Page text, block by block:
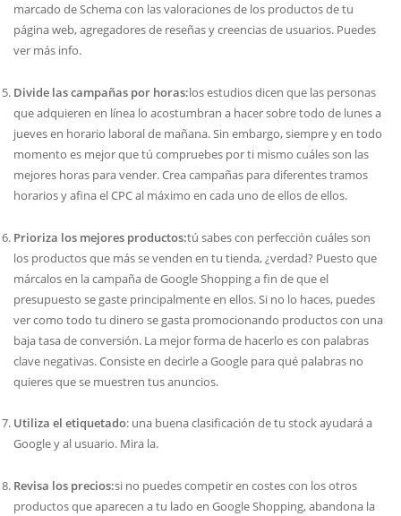
marcado de Schema con las valoraciones de los productos de tu
página web, agregadores de reseñas y creencias de usuarios. Puedes
ver más info.
Divide las campañas por horas:los estudios dicen que las personas
que adquieren en línea lo acostumbran a hacer sobre todo de lunes a
jueves en horario laboral de mañana. Sin embargo, siempre y en todo
momento es mejor que tú compruebes por ti mismo cuáles son las
mejores horas para vender. Crea campañas para diferentes tramos
horarios y afina el CPC al máximo en cada uno de ellos de ellos.
Prioriza los mejores productos:tú sabes con perfección cuáles son
los productos que más se venden en tu tienda, ¿verdad? Puesto que
márcalos en la campaña de Google Shopping a fin de que el
presupuesto se gaste principalmente en ellos. Si no lo haces, puedes
ver como todo tu dinero se gasta promocionando productos con una
baja tasa de conversión. La mejor forma de hacerlo es con palabras
clave negativas. Consiste en decirle a Google para qué palabras no
quieres que se muestren tus anuncios.
Utiliza el etiquetado: una buena clasificación de tu stock ayudará a
Google y al usuario. Mira la.
Revisa los precios:si no puedes competir en costes con los otros
productos que aparecen a tu lado en Google Shopping, abandona la